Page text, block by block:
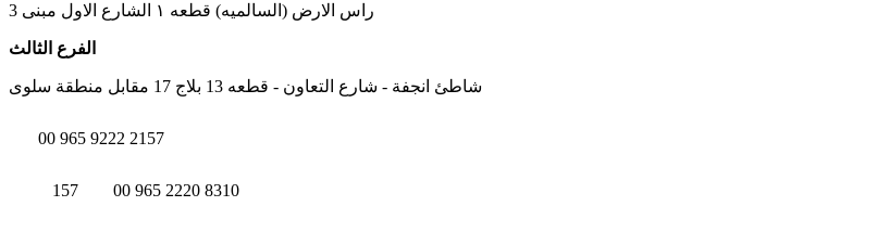
راس الارض (السالميه) قطعه ١ الشارع الاول مبنى 3
الفرع الثالث
شاطئ انجفة - شارع التعاون - قطعه 13 بلاج 17 مقابل منطقة سلوى
00 965 9222 2157
157 00 965 2220 8310